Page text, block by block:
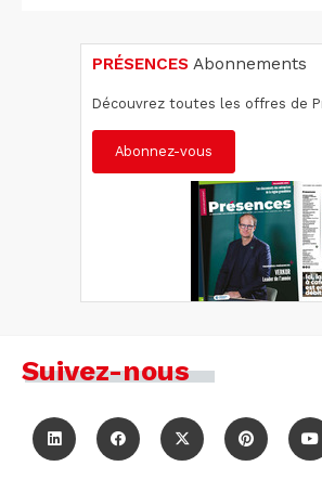
PRÉSENCES Abonnements
Découvrez toutes les offres de
Abonnez-vous
Suivez-nous